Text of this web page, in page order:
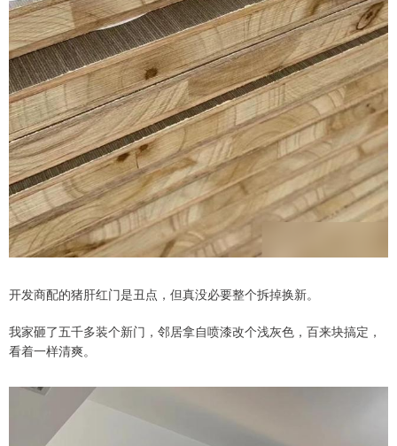
开发商配的猪肝红门是丑点，但真没必要整个拆掉换新。
我家砸了五千多装个新门，邻居拿自喷漆改个浅灰色，百来块搞定，
看着一样清爽。